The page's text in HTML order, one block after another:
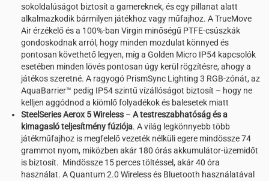
sokoldalúságot biztosít a gamereknek, és egy pillanat alatt
alkalmazkodik bármilyen játékhoz vagy műfajhoz. A TrueMove
Air érzékelő és a 100%-ban Virgin minőségű PTFE-csúszkák
gondoskodnak arról, hogy minden mozdulat könnyed és
pontosan követhető legyen, míg a Golden Micro IP54 kapcsolók
esetében minden lövés pontosan úgy kerül rögzítésre, ahogy a
játékos szeretné. A ragyogó PrismSync Lighting 3 RGB-zónát, az
AquaBarrier™ pedig IP54 szintű vízállóságot biztosít – hogy ne
kelljen aggódnod a kiömlő folyadékok és balesetek miatt
SteelSeries Aerox 5 Wireless – A testreszabhatóság és a
kimagasló teljesítmény fúziója. A világ legkönnyebb több
játékműfajhoz is megfelelő vezeték nélküli egere mindössze 74
grammot nyom, miközben akár 180 órás akkumulátor-üzemidőt
is biztosít. Mindössze 15 perces töltéssel, akár 40 óra
használat. A Quantum 2.0 Wireless és Bluetooth használatával